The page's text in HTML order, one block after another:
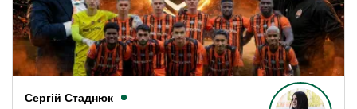
Сергій Стаднюк